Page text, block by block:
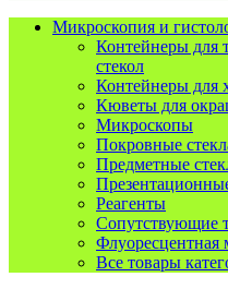
Микроскопия и
Контейнеры для
стекол
Контейнеры для
Кюветы для
Микроскопы
Покровные
Предметные
Реагенты
Сопутствующие
Флуоресцентная
Все товары